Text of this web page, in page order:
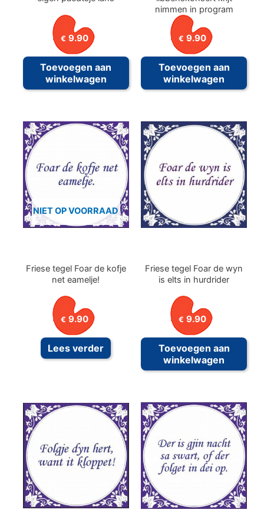
€ 9.90
Toevoegen aan
winkelwagen
nimmen in program
€ 9.90
Toevoegen aan
winkelwagen
NIET OP VOORRAAD
Friese tegel Foar de kofje
net eamelje!
€ 9.90
Lees verder
Friese tegel Foar de wyn
is elts in hurdrider
€ 9.90
Toevoegen aan
winkelwagen